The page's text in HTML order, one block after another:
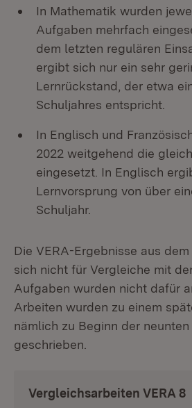
In Mathematik wurden
Aufgaben mehrfach
dem letzten regulären
ergibt sich nur ein sehr
Lernrückstand, der etwa
Schuljahres entspricht.
In Englisch und
2022 weitgehend die
eingesetzt. In Englisch
Lernvorsprung von über
Schuljahr.
Die VERA-Ergebnisse aus
sich nicht für Vergleiche mit
Aufgaben wurden nicht dafür
Arbeiten wurden zu einem
nämlich zu Beginn der neunten
geschrieben.
Vergleichsarbeiten VERA 8